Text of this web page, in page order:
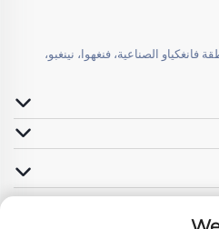
فانغكياو الصناعية، فنغهوا، نينغبو،